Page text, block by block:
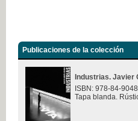
Publicaciones de la colección
Industrias. Javier
ISBN: 978-84-
Tapa blanda.